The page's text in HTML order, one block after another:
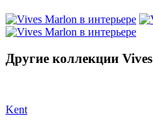
Другие коллекции Vives
Kent